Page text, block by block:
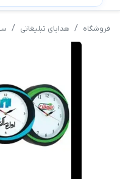
فروشگاه هدایای تبلیغاتی